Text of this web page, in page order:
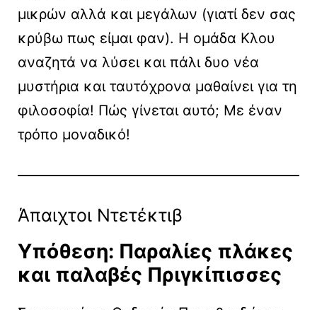
μικρών αλλά και μεγάλων (γιατί δεν σας
κρύβω πως είμαι φαν). Η ομάδα Κλου
αναζητά να λύσει και πάλι δυο νέα
μυστήρια και ταυτόχρονα μαθαίνει για τη
φιλοσοφία! Πώς γίνεται αυτό; Με έναν
τρόπο μοναδικό!
Άπαιχτοι Ντετέκτιβ
Υπόθεση: Παραλίες πλάκες
και παλαβές Πριγκίπισσες